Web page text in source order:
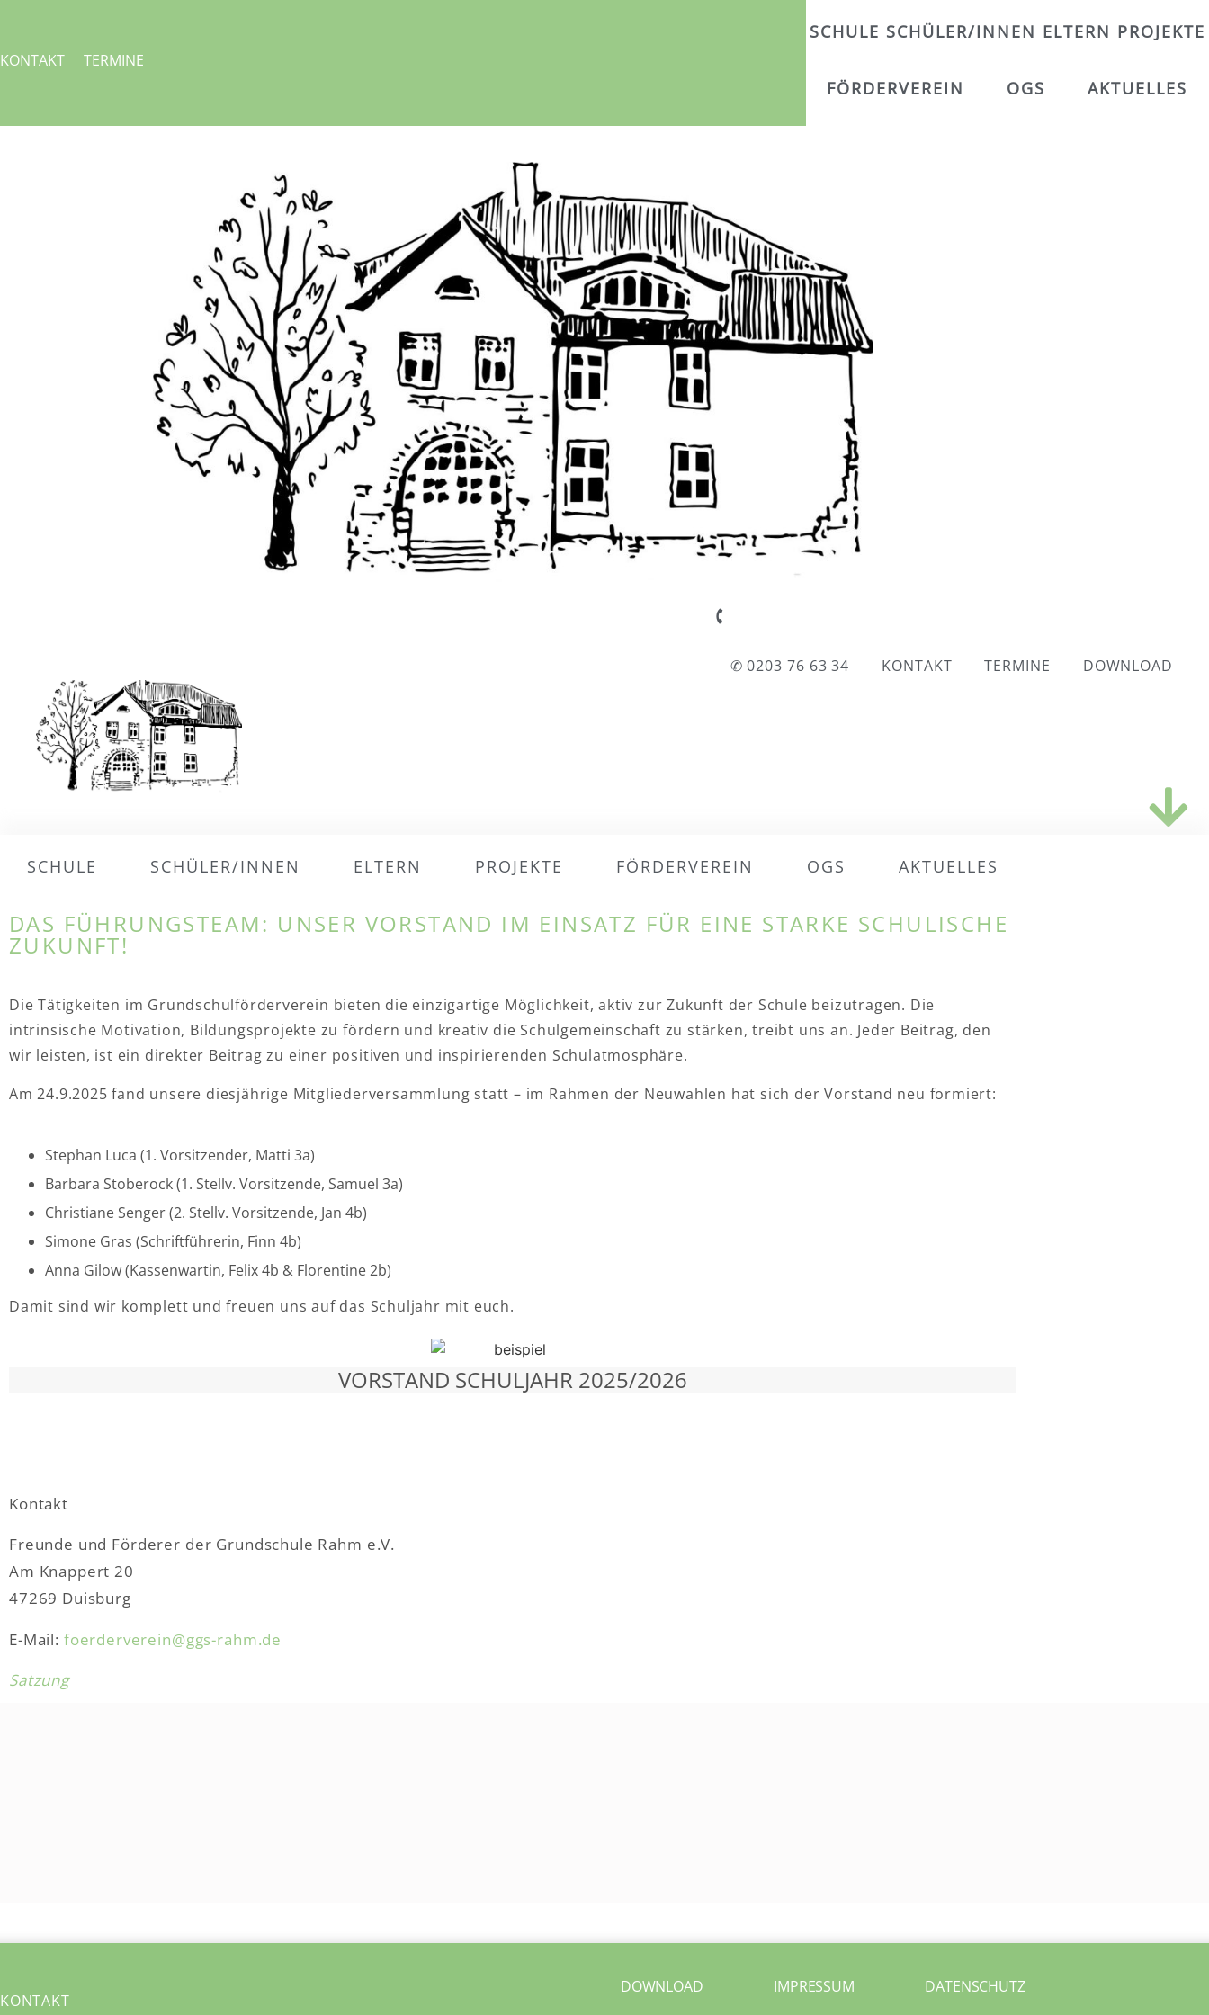
KONTAKT TERMINE
SCHULE SCHÜLER/INNEN ELTERN PROJEKTE
FÖRDERVEREIN OGS AKTUELLES
✆ 0203 76 63 34 KONTAKT TERMINE DOWNLOAD
SCHULE SCHÜLER/INNEN ELTERN PROJEKTE FÖRDERVEREIN OGS AKTUELLES
DAS FÜHRUNGSTEAM: UNSER VORSTAND IM EINSATZ FÜR EINE STARKE SCHULISCHE
ZUKUNFT!
Die Tätigkeiten im Grundschulförderverein bieten die einzigartige Möglichkeit, aktiv zur Zukunft der Schule beizutragen. Die
intrinsische Motivation, Bildungsprojekte zu fördern und kreativ die Schulgemeinschaft zu stärken, treibt uns an. Jeder Beitrag, den
wir leisten, ist ein direkter Beitrag zu einer positiven und inspirierenden Schulatmosphäre.
Am 24.9.2025 fand unsere diesjährige Mitgliederversammlung statt – im Rahmen der Neuwahlen hat sich der Vorstand neu formiert:
Stephan Luca (1. Vorsitzender, Matti 3a)
Barbara Stoberock (1. Stellv. Vorsitzende, Samuel 3a)
Christiane Senger (2. Stellv. Vorsitzende, Jan 4b)
Simone Gras (Schriftführerin, Finn 4b)
Anna Gilow (Kassenwartin, Felix 4b & Florentine 2b)
Damit sind wir komplett und freuen uns auf das Schuljahr mit euch.
VORSTAND SCHULJAHR 2025/2026
Kontakt
Freunde und Förderer der Grundschule Rahm e.V.
Am Knappert 20
47269 Duisburg
E-Mail: foerderverein@ggs-rahm.de
Satzung
KONTAKT
DOWNLOAD IMPRESSUM DATENSCHUTZ